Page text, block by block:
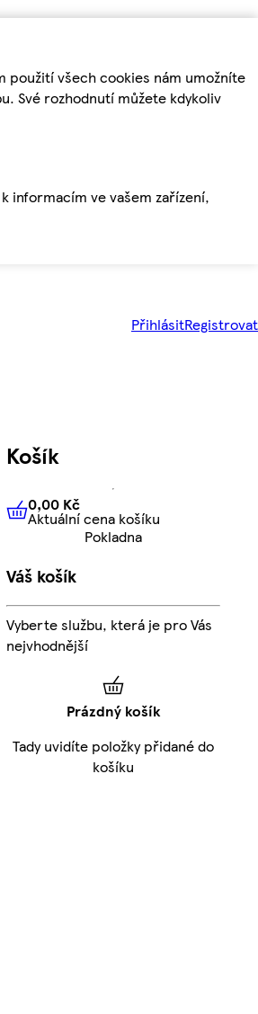
použití všech cookies nám umožníte
Své rozhodnutí můžete kdykoliv
informacím ve vašem zařízení,
PřihlásitRegistrovat
Košík
0,00 KčAktuální cena košíku
0,00 Kč
Aktuální cena košíku
Pokladna
Váš košík
Vyberte službu, která je pro Vás
nejvhodnější
Prázdný košík
Tady uvidíte položky přidané do
košíku